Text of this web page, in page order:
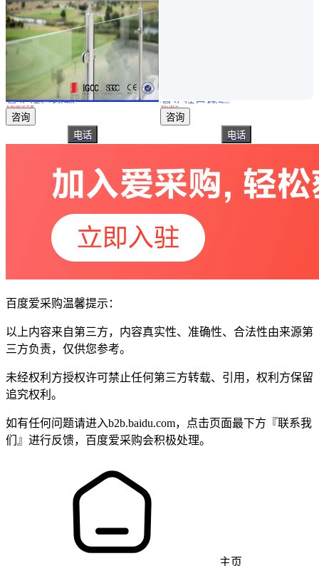
欧标 8毫米钢化玻璃 6mm钢化玻 璃 5mm钢 化玻璃 钢化均质
真实性已核验
￥49.00/平方米
上海
咨询
电话
加工定制高强度5mm 6mm 8mm 10mm 12mm 15mm钢化玻璃厂
真实性已核验
￥65 .00/片
广东东莞
咨询
电话
百度爱采购温馨提示：
以上内容来自第三方，内容真实性、准确性、合法性由来源第
三方负责，仅供您参考。
未经权利方授权许可禁止任何第三方转载、引用，权利方保留
追究权利。
如有任何问题请进入b2b.baidu.com，点击页面最下方『联系我
们』进行反馈，百度爱采购会积极处理。
主页